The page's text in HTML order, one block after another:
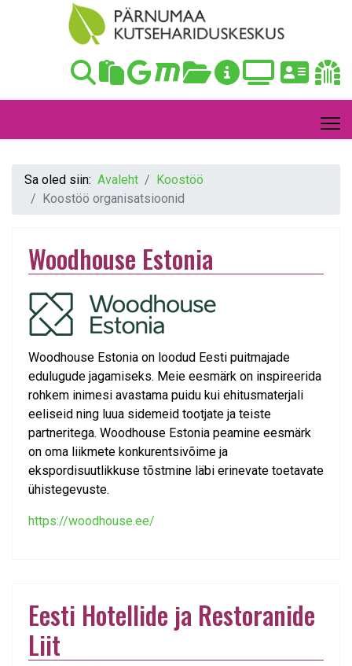
Sa oled siin: Avaleht
Koostöö
Koostöö organisatsioonid
Woodhouse Estonia
Woodhouse Estonia on loodud Eesti puitmajade
edulugude jagamiseks. Meie eesmärk on inspireerida
rohkem inimesi avastama puidu kui ehitusmaterjali
eeliseid ning luua sidemeid tootjate ja teiste
partneritega. Woodhouse Estonia peamine eesmärk
on oma liikmete konkurentsivõime ja
ekspordisuutlikkuse tõstmine läbi erinevate toetavate
ühistegevuste.
https://woodhouse.ee/
Eesti Hotellide ja Restoranide
Liit